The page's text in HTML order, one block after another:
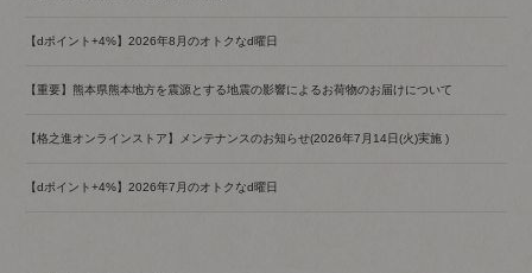
【dポイント+4%】2026年8月のオトクなd曜日
【重要】熊本県熊本地方を震源とする地震の影響によるお荷物のお届けについて
【格之進オンラインストア】メンテナンスのお知らせ(2026年7月14日(火)実施 )
【dポイント+4%】2026年7月のオトクなd曜日